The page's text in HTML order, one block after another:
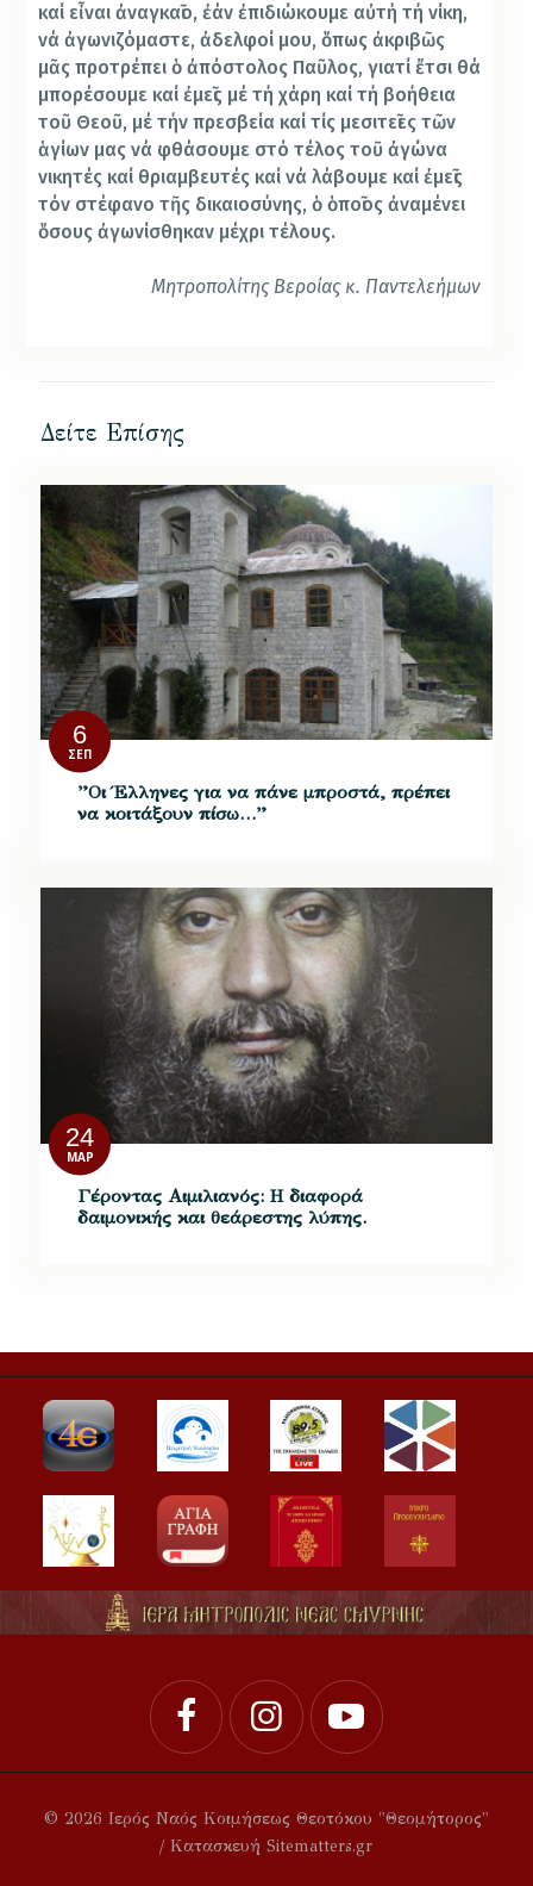
καί εἶναι ἀναγκαῖο, ἐάν ἐπιδιώκουμε αὐτή τή νίκη,
νά ἀγω­νι­ζό­μαστε, ἀδελ­­­φοί μου, ὅπως ἀκριβῶς
μᾶς προ­τρέπει ὁ ἀπόστολος Παῦ­λος, γιατί ἔτσι θά
μπο­ρέσουμε καί ἐμεῖς μέ τή χάρη καί τή βοή­θεια
τοῦ Θεοῦ, μέ τήν πρεσβεία καί τίς μεσι­τεῖες τῶν
ἁγίων μας νά φθάσουμε στό τέλος τοῦ ἀγώνα
νικητές καί θριαμβευτές καί νά λάβουμε καί ἐμεῖς
τόν στέφανο τῆς δικαιοσύνης, ὁ ὁποῖος ἀναμένει
ὅσους ἀγωνίσθηκαν μέχρι τέλους.
Μητροπολίτης Βεροίας κ. Παντελεήμων
Δείτε Επίσης
6
ΣΕΠ
”Οι Έλληνες για να πάνε μπροστά, πρέπει
να κοιτάξουν πίσω…”
24
ΜΑΡ
Γέροντας Αιμιλιανός: Η διαφορά
δαιμονικής και θεάρεστης λύπης.
© 2026 Ιερός Ναός Κοιμήσεως Θεοτόκου "Θεομήτορος"
/ Κατασκευή Sitematters.gr